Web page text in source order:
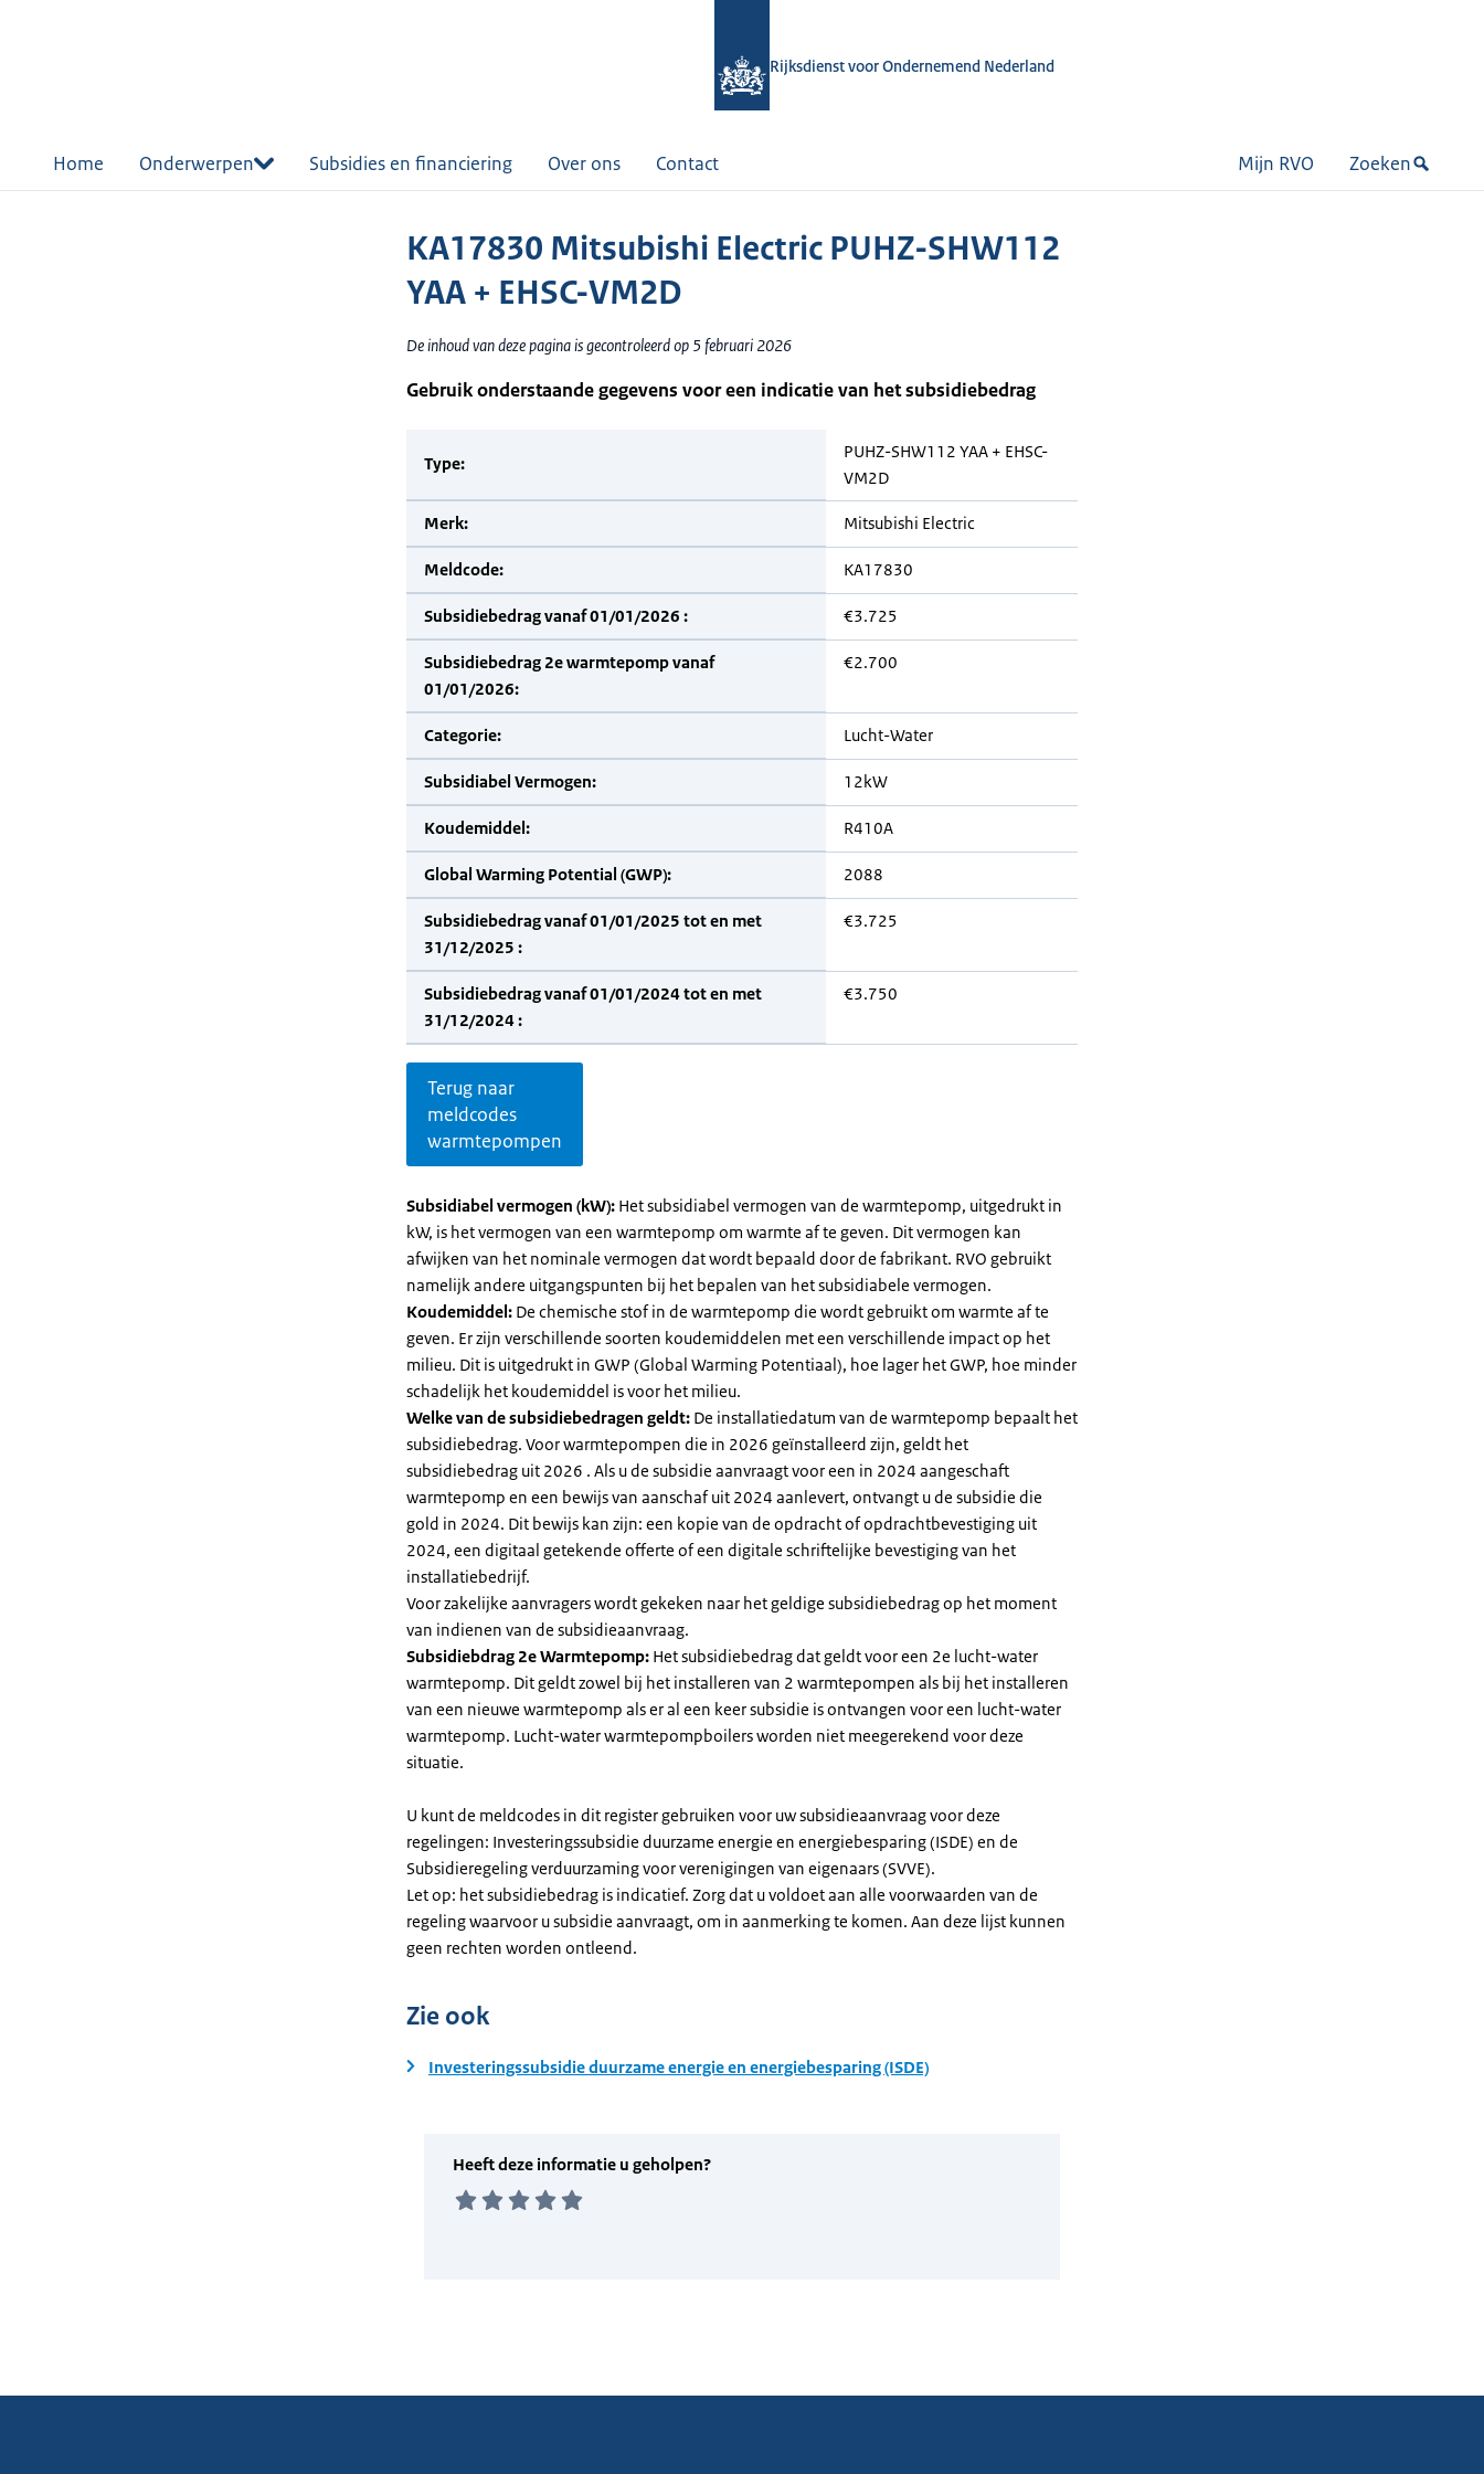
Rijksdienst voor Ondernemend Nederland
Home Onderwerpen Subsidies en financiering Over ons Contact Mijn RVO Zoeken
KA17830 Mitsubishi Electric PUHZ-SHW112
YAA + EHSC-VM2D
De inhoud van deze pagina is gecontroleerd op 5 februari 2026
Gebruik onderstaande gegevens voor een indicatie van het subsidiebedrag
Type:
PUHZ-SHW112 YAA + EHSC-
VM2D
Merk: Mitsubishi Electric
Meldcode: KA17830
Subsidiebedrag vanaf 01/01/2026 : €3.725
Subsidiebedrag 2e warmtepomp vanaf
01/01/2026:
€2.700
Categorie: Lucht-Water
Subsidiabel Vermogen: 12kW
Koudemiddel: R410A
Global Warming Potential (GWP): 2088
Subsidiebedrag vanaf 01/01/2025 tot en met
31/12/2025 :
€3.725
Subsidiebedrag vanaf 01/01/2024 tot en met
31/12/2024 :
€3.750
Terug naar
meldcodes
warmtepompen
Subsidiabel vermogen (kW): Het subsidiabel vermogen van de warmtepomp, uitgedrukt in
kW, is het vermogen van een warmtepomp om warmte af te geven. Dit vermogen kan
afwijken van het nominale vermogen dat wordt bepaald door de fabrikant. RVO gebruikt
namelijk andere uitgangspunten bij het bepalen van het subsidiabele vermogen.
Koudemiddel: De chemische stof in de warmtepomp die wordt gebruikt om warmte af te
geven. Er zijn verschillende soorten koudemiddelen met een verschillende impact op het
milieu. Dit is uitgedrukt in GWP (Global Warming Potentiaal), hoe lager het GWP, hoe minder
schadelijk het koudemiddel is voor het milieu.
Welke van de subsidiebedragen geldt: De installatiedatum van de warmtepomp bepaalt het
subsidiebedrag. Voor warmtepompen die in 2026 geïnstalleerd zijn, geldt het
subsidiebedrag uit 2026 . Als u de subsidie aanvraagt voor een in 2024 aangeschaft
warmtepomp en een bewijs van aanschaf uit 2024 aanlevert, ontvangt u de subsidie die
gold in 2024. Dit bewijs kan zijn: een kopie van de opdracht of opdrachtbevestiging uit
2024, een digitaal getekende offerte of een digitale schriftelijke bevestiging van het
installatiebedrijf.
Voor zakelijke aanvragers wordt gekeken naar het geldige subsidiebedrag op het moment
van indienen van de subsidieaanvraag.
Subsidiebdrag 2e Warmtepomp: Het subsidiebedrag dat geldt voor een 2e lucht-water
warmtepomp. Dit geldt zowel bij het installeren van 2 warmtepompen als bij het installeren
van een nieuwe warmtepomp als er al een keer subsidie is ontvangen voor een lucht-water
warmtepomp. Lucht-water warmtepompboilers worden niet meegerekend voor deze
situatie.
U kunt de meldcodes in dit register gebruiken voor uw subsidieaanvraag voor deze
regelingen: Investeringssubsidie duurzame energie en energiebesparing (ISDE) en de
Subsidieregeling verduurzaming voor verenigingen van eigenaars (SVVE).
Let op: het subsidiebedrag is indicatief. Zorg dat u voldoet aan alle voorwaarden van de
regeling waarvoor u subsidie aanvraagt, om in aanmerking te komen. Aan deze lijst kunnen
geen rechten worden ontleend.
Zie ook
Investeringssubsidie duurzame energie en energiebesparing (ISDE)